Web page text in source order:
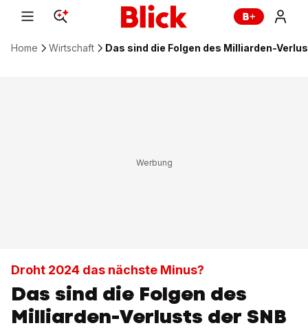
Home Wirtschaft Das sind die Folgen des Milliarden-
Droht 2024 das nächste Minus?
Das sind die Folgen des
Milliarden-Verlusts der SNB